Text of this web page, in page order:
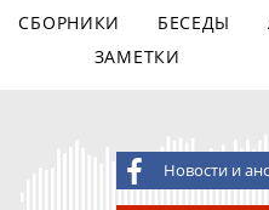
СБОРНИКИ БЕСЕДЫ
ЗАМЕТКИ
Новости и